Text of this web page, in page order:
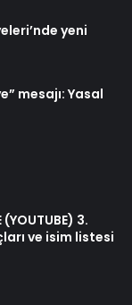
yeni
mesajı: Yasal
(YOUTUBE) 3.
ve isim listesi